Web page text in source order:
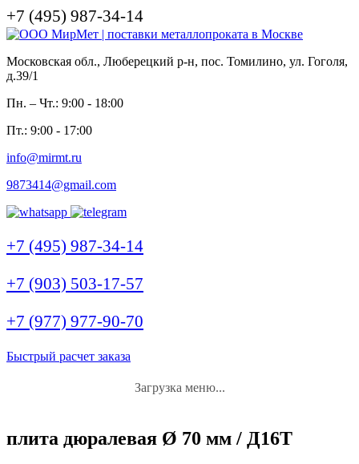
+7 (495) 987-34-14
Московская обл., Люберецкий р-н, пос. Томилино, ул. Гоголя,
д.39/1
Пн. – Чт.: 9:00 - 18:00
Пт.: 9:00 - 17:00
info@mirmt.ru
9873414@gmail.com
+7 (495) 987-34-14
+7 (903) 503-17-57
+7 (977) 977-90-70
Быстрый расчет заказа
Загрузка меню...
плита дюралевая Ø 70 мм / Д16Т